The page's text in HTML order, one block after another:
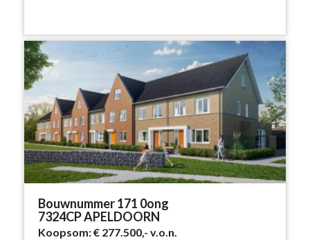
Bouwnummer 171 0ong
7324CP APELDOORN
Koopsom:€ 277.500,- v.o.n.